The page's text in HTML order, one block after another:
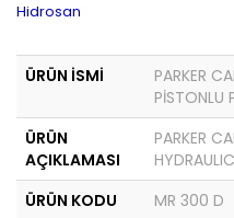
Hidrosan
ÜRÜN İSMİ
PARKER
PİSTONLU
ÜRÜN
AÇIKLAMASI
PARKER
ÜRÜN KODU
MR 300 D